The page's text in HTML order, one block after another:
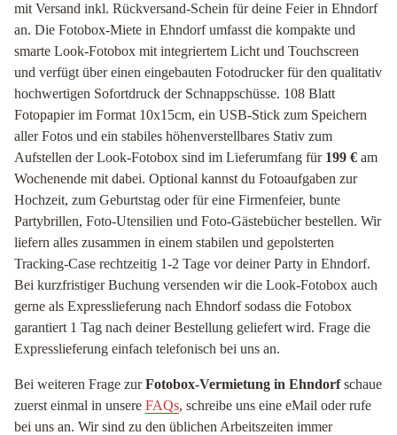
mit Versand inkl. Rückversand-Schein für deine Feier in Ehndorf
an. Die Fotobox-Miete in Ehndorf umfasst die kompakte und
smarte Look-Fotobox mit integriertem Licht und Touchscreen
und verfügt über einen eingebauten Fotodrucker für den qualitativ
hochwertigen Sofortdruck der Schnappschüsse. 108 Blatt
Fotopapier im Format 10x15cm, ein USB-Stick zum Speichern
aller Fotos und ein stabiles höhenverstellbares Stativ zum
Aufstellen der Look-Fotobox sind im Lieferumfang für 199 € am
Wochenende mit dabei. Optional kannst du Fotoaufgaben zur
Hochzeit, zum Geburtstag oder für eine Firmenfeier, bunte
Partybrillen, Foto-Utensilien und Foto-Gästebücher bestellen. Wir
liefern alles zusammen in einem stabilen und gepolsterten
Tracking-Case rechtzeitig 1-2 Tage vor deiner Party in Ehndorf.
Bei kurzfristiger Buchung versenden wir die Look-Fotobox auch
gerne als Expresslieferung nach Ehndorf sodass die Fotobox
garantiert 1 Tag nach deiner Bestellung geliefert wird. Frage die
Expresslieferung einfach telefonisch bei uns an.
Bei weiteren Frage zurFotobox-Vermietung in Ehndorfschaue
zuerst einmal in unsere FAQs, schreibe uns eine eMail oder rufe
bei uns an. Wir sind zu den üblichen Arbeitszeiten immer